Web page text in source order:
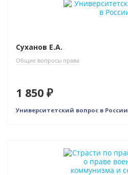
Суханов Е.А.
Общие вопросы права
1 850 ₽
Университетский вопрос в России